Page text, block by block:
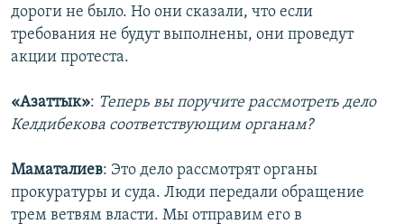
дороги не было. Но они сказали, что если
требования не будут выполнены, они проведут
акции протеста.
«Азаттык»: Теперь вы поручите рассмотреть дело
Келдибекова соответствующим органам?
Маматалиев: Это дело рассмотрят органы
прокуратуры и суда. Люди передали обращение
трем ветвям власти. Мы отправим его в